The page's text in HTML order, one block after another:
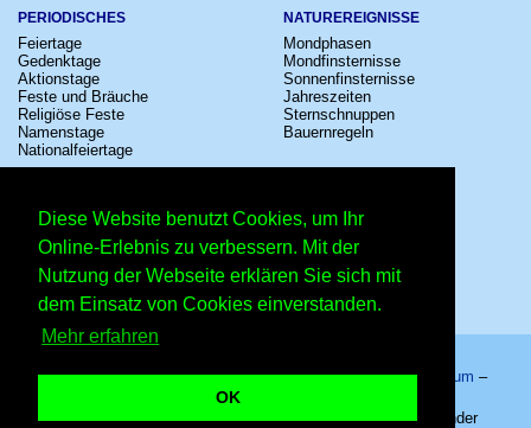
Diese Website benutzt Cookies, um Ihr
Online-Erlebnis zu verbessern. Mit der
Nutzung der Webseite erklären Sie sich mit
dem Einsatz von Cookies einverstanden.
Mehr erfahren
OK
PERIODISCHES
Feiertage
Gedenktage
Aktionstage
Feste und Bräuche
Religiöse Feste
Namenstage
Nationalfeiertage
NATUREREIGNISSE
Mondphasen
Mondfinsternisse
Sonnenfinsternisse
Jahreszeiten
Sternschnuppen
Bauernregeln
Kinostarts
Festivals
Fußball
Comedy
Shows
Sternzeichen
Schalttage
Messen
Erinnerungen
Volksfeste
Startseite–Kalender–Lexikon–App–Sitemap–Impressum –
Datenschutzhinweis
Pferdemarkt in Heilbronn – Copyright © 2026 Kleiner Kalender